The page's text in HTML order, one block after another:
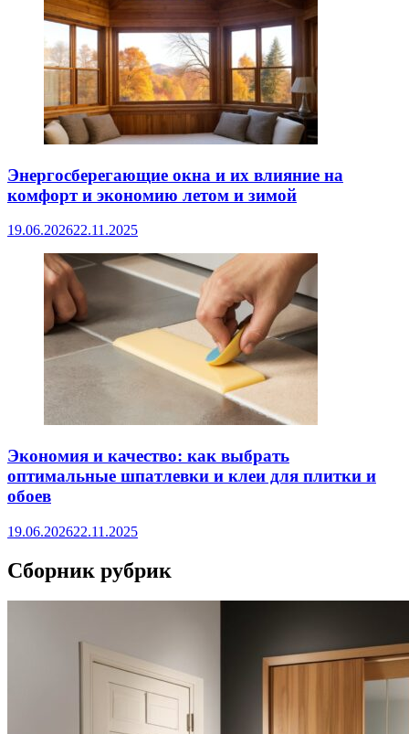
Энергосберегающие окна и их влияние на
комфорт и экономию летом и зимой
19.06.202622.11.2025
Экономия и качество: как выбрать
оптимальные шпатлевки и клеи для плитки и
обоев
19.06.202622.11.2025
Сборник рубрик